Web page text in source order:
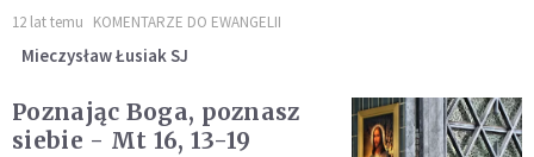
12 lat temu KOMENTARZE DO EWANGELII
Mieczysław Łusiak SJ
Poznając Boga, poznasz
siebie - Mt 16, 13-19